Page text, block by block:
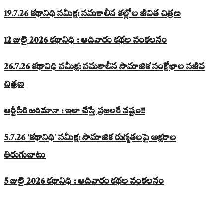
19.7.26 కథానిధి సమీక్ష: సమకాలీన కల్లోల జీవిత చిత్రణ
12 జులై 2026 కథానిధి : ఆదివారం కథల సంకలనం
26.7.26 కథానిధి సమీక్ష: సమకాలీన సామాజిక సంక్షోభాల సజీవ
చిత్రణ
ఆర్టీసీకి జరిమానా : ఇలా చేస్తే ప్రజలకే నష్టం!!
5.7.26 ‘కథానిధి’ సమీక్ష: సామాజిక రుగ్మతలపై అక్షరాల
తిరుగుబాటు
5 జులై 2026 కథానిధి : ఆదివారం కథల సంకలనం